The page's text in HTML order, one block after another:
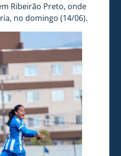
Ribeirão Preto, onde
no domingo (14/06).